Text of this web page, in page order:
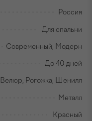
Россия
Для спальни
Современный, Модерн
До 40 дней
Велюр, Рогожка, Шенилл
Металл
Красный